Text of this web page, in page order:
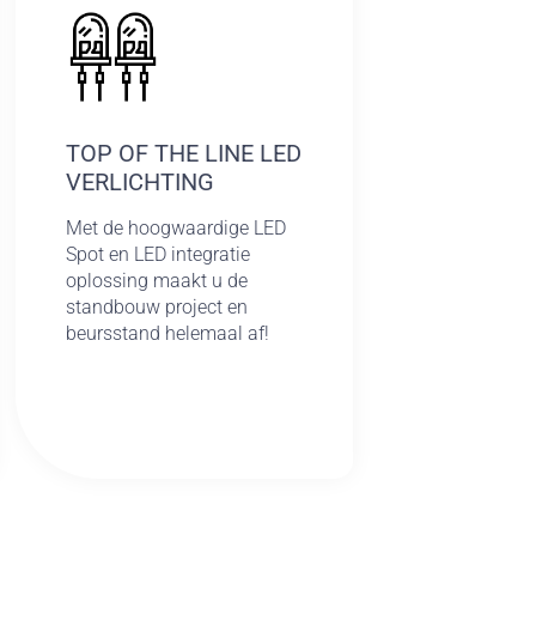
TOP OF THE LINE LED
VERLICHTING
Met de hoogwaardige LED
Spot en LED integratie
oplossing maakt u de
standbouw project en
beursstand helemaal af!